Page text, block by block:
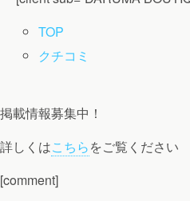
TOP
クチコミ
掲載情報募集中！
詳しくはこちらをご覧ください
[comment]